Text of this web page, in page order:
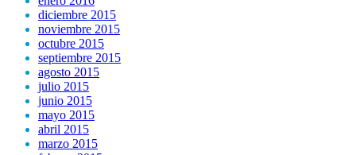
diciembre 2015
noviembre 2015
octubre 2015
septiembre 2015
agosto 2015
julio 2015
junio 2015
mayo 2015
abril 2015
marzo 2015